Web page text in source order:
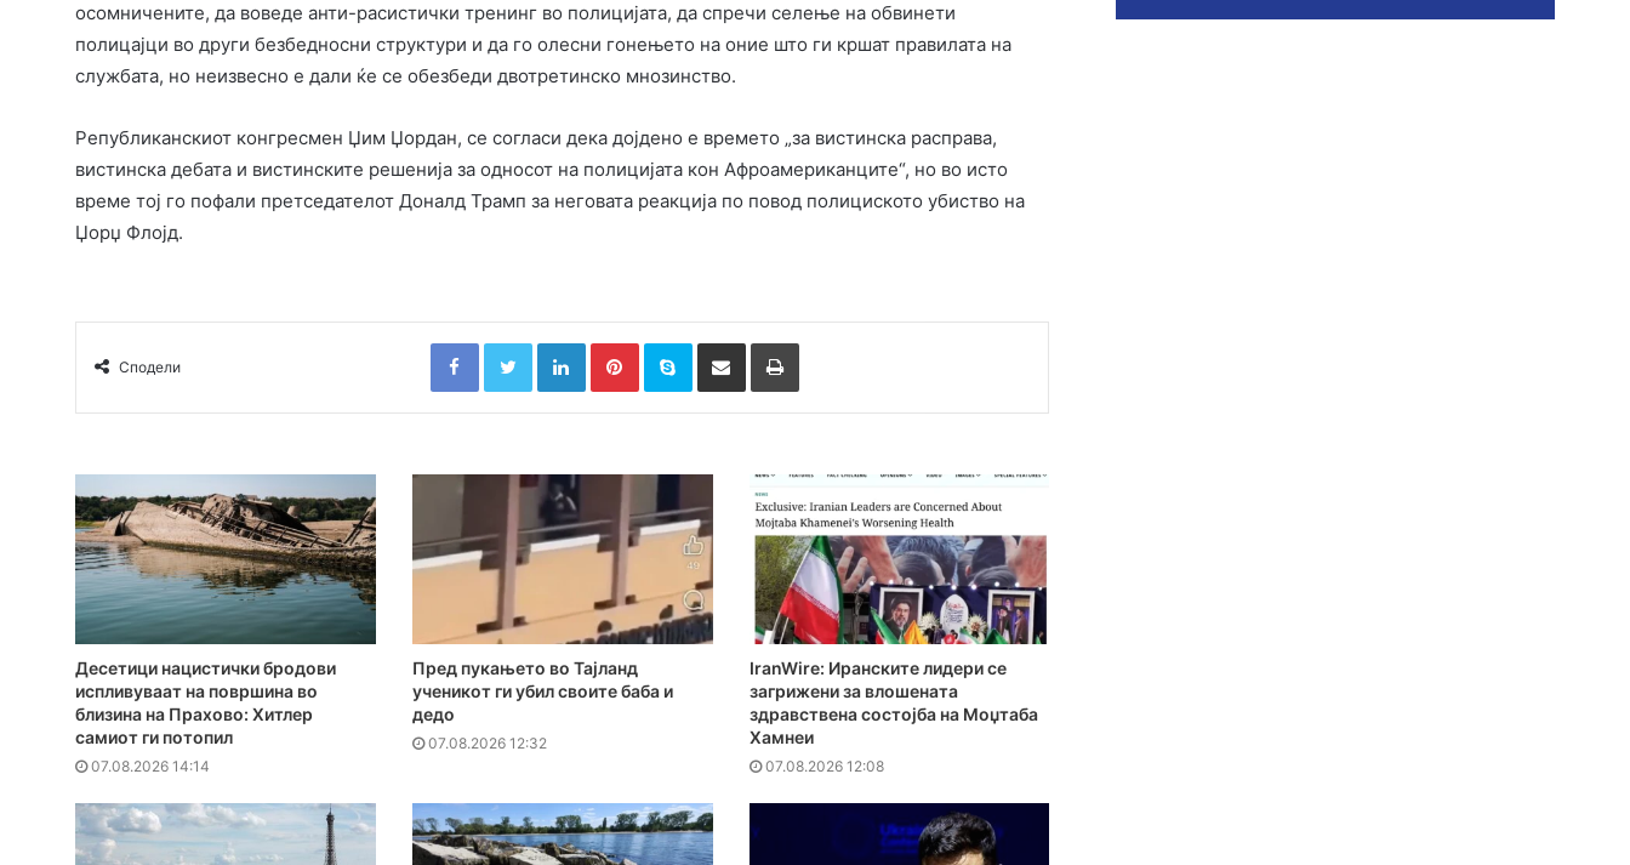
осомничените, да воведе анти-расистички тренинг во полицијата, да спречи селење на обвинети
полицајци во други безбедносни структури и да го олесни гонењето на оние што ги кршат правилата на
службата, но неизвесно е дали ќе се обезбеди двотретинско мнозинство.
Републиканскиот конгресмен Џим Џордан, се согласи дека дојдено е времето „за вистинска расправа,
вистинска дебата и вистинските решенија за односот на полицијата кон Афроамериканците“, но во исто
време тој го пофали претседателот Доналд Трамп за неговата реакција по повод полициското убиство на
Џорџ Флојд.
Сподели
FacebookTwitterLinkedInPinterestSkype Сподели преку Е-маил Испринтај
Десетици нацистички бродови
испливуваат на површина во
близина на Прахово: Хитлер
самиот ги потопил
07.08.2026 14:14
Пред пукањето во Тајланд
ученикот ги убил своите баба и
дедо
07.08.2026 12:32
IranWire: Иранските лидери се
загрижени за влошената
здравствена состојба на Моџтаба
Хамнеи
07.08.2026 12:08